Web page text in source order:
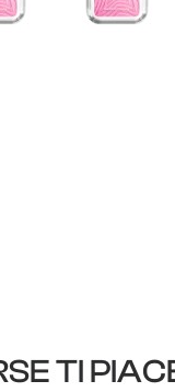
TI